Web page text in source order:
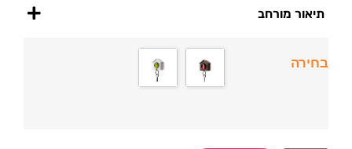
תיאור מורחב
בחירה